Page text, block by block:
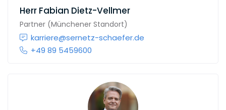
Herr Fabian Dietz-Vellmer
Partner (Münchener Standort)
karriere@sernetz-schaefer.de
+49 89 5459600